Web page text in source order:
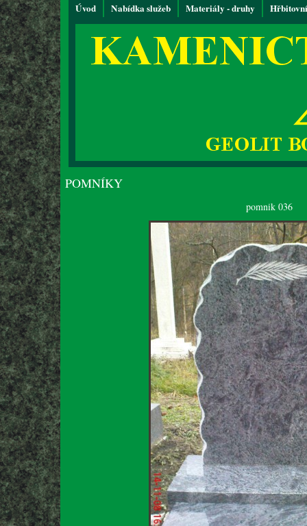
Úvod Nabídka služeb Materiály - druhy
POMNÍKY
pomnik 036